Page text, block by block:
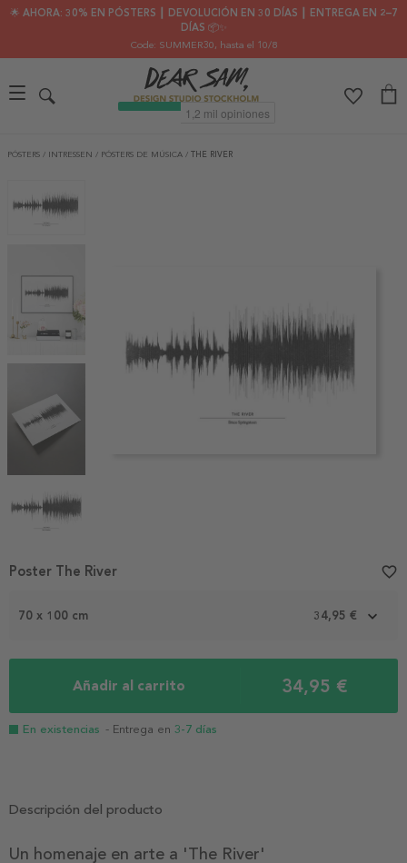
🌟 AHORA: 30% EN PÓSTERS ┃ DEVOLUCIÓN EN 30 DÍAS ┃ ENTREGA EN 2–7
DÍAS 📦✨
Code: SUMMER30, hasta el 10/8
PÓSTERS / INTRESSEN / PÓSTERS DE MÚSICA / THE RIVER
Item
4
70 x 100 cm 34,95 €
Añadir al carrito 34,95 €
En existencias - Entrega en 3-7 días
Poster The River favorite_border
Descripción del producto
Un homenaje en arte a 'The River'